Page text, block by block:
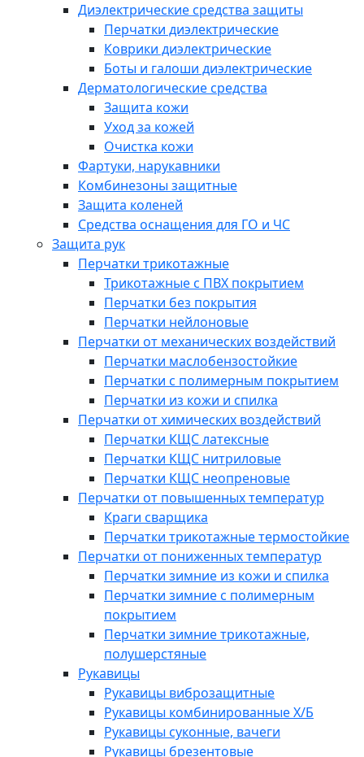
Диэлектрические средства защиты
Перчатки диэлектрические
Коврики диэлектрические
Боты и галоши диэлектрические
Дерматологические средства
Защита кожи
Уход за кожей
Очистка кожи
Фартуки, нарукавники
Комбинезоны защитные
Защита коленей
Средства оснащения для ГО и ЧС
Защита рук
Перчатки трикотажные
Трикотажные с ПВХ покрытием
Перчатки без покрытия
Перчатки нейлоновые
Перчатки от механических воздействий
Перчатки маслобензостойкие
Перчатки с полимерным покрытием
Перчатки из кожи и спилка
Перчатки от химических воздействий
Перчатки КЩС латексные
Перчатки КЩС нитриловые
Перчатки КЩС неопреновые
Перчатки от повышенных температур
Краги сварщика
Перчатки трикотажные термостойкие
Перчатки от пониженных температур
Перчатки зимние из кожи и спилка
Перчатки зимние с полимерным
покрытием
Перчатки зимние трикотажные,
полушерстяные
Рукавицы
Рукавицы виброзащитные
Рукавицы комбинированные Х/Б
Рукавицы суконные, вачеги
Рукавицы брезентовые